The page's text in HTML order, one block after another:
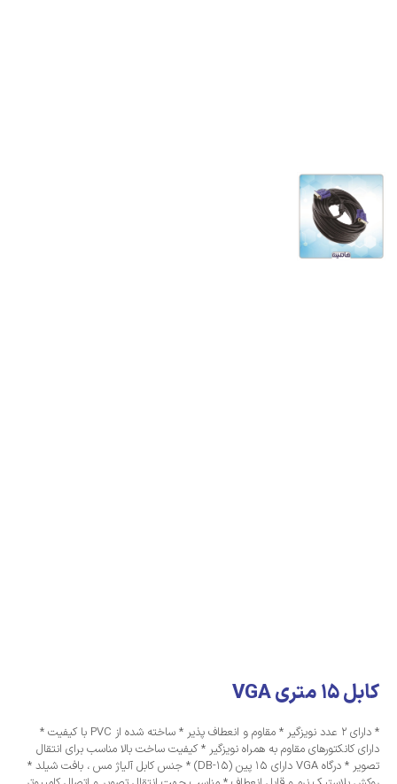
کابل 15 متری VGA
* دارای 2 عدد نویزگیر * مقاوم و انعطاف پذیر * ساخته شده از PVC با کیفیت *
دارای کانکتورهای مقاوم به همراه نویزگیر * کیفیت ساخت بالا مناسب برای انتقال
تصویر * درگاه‌ VGA دارای 15 پین (DB-15) * جنس کابل ‏‏آلیاژ مس ، بافت شیلد *